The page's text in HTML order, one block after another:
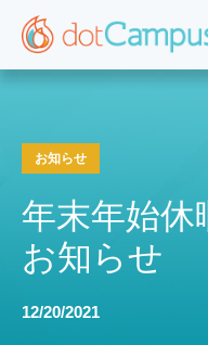
お知らせ
年末年始
お知らせ
12/20/2021